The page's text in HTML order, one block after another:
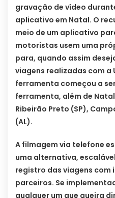
gravação de vídeo
aplicativo em Natal. O
meio de um aplicativo
motoristas usem uma
para, quando assim
viagens realizadas com a
ferramenta começou a
ferramenta, além de
Ribeirão Preto (SP),
(AL).
A filmagem via telefone
uma alternativa,
registro das viagens
parceiros. Se
qualquer um que queira